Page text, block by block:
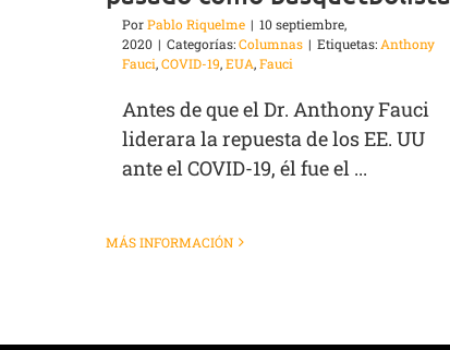
PorPablo Riquelme | 10 septiembre,
2020 | Categorías:Columnas | Etiquetas:Anthony
Fauci,COVID-19,EUA,Fauci
Antes de que el Dr. Anthony Fauci
liderara la repuesta de los EE. UU
ante el COVID-19, él fue el ...
MÁS INFORMACIÓN